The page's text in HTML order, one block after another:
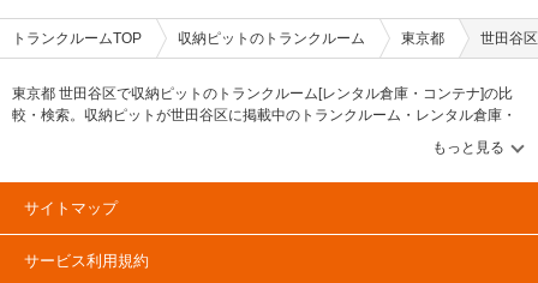
解決するサービスとして展開していきたいという想いが強く伝わってきた。
創業時から社員育成にも力を入れており、社員自らがお客様の声を聴きなが
リアでは最大級のトランクルームを運営しながら、常に顧客視点を持った丁
寧な対応や首都圏にも進出するなどサービスの拡充を行なっていることが印
象的な取材であった。
だける体制を整えております。 費用や契約について教えてください。 0.3帖
の小型タイプから3帖の大型タイプまで、月額3,080円〜18,700円(税込)の価
ランクルームのメール又は電話にてお問合せください。 初期費用や月額費
用のお支払いは銀行振込や口座引落もしくはクレジットカード決済もご利用
同社のトランクルームブランド「収納PIT（収納ピット）」はお客様の荷物
を守る価値を常に追求しながら、時代背景に応じた便利なサービスだと思っ
開している印象を受けた。ベンチャー企業なのでしがらみがなく意思決定が
トランクルームTOP 収納ピットのトランクルーム 東京都 世田谷
東京都 世田谷区で収納ピットのトランクルーム[レンタル倉庫・コンテナ]の比
較・検索。収納ピットが世田谷区に掲載中のトランクルーム・レンタル倉庫・
金[賃料]・セキュリティ・空調完備・24時間出し入れ可能などの希望条件で絞込
み！豊富な物件数から様々な方法でご希望の収納スペースを簡単に探せるトラ
ンクルーム情報サイトです。収納ピットで気になるトランクルームを見つけた
サイトマップ
サービス利用規約